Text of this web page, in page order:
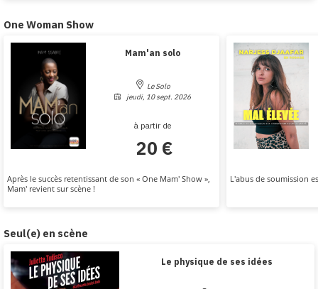
One Woman Show
Mam'an solo
Le Solo
jeudi, 10 sept. 2026
à partir de
20 €
Après le succès retentissant de son « One Mam' Show »,
Mam' revient sur scène !
L'abus de soumission
Seul(e) en scène
Le physique de ses idées